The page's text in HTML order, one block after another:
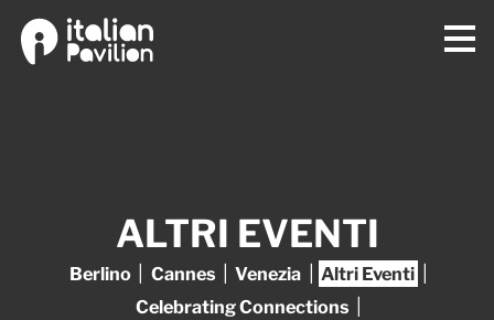
ALTRI EVENTI
Berlino Cannes Venezia Altri Eventi
Celebrating Connections